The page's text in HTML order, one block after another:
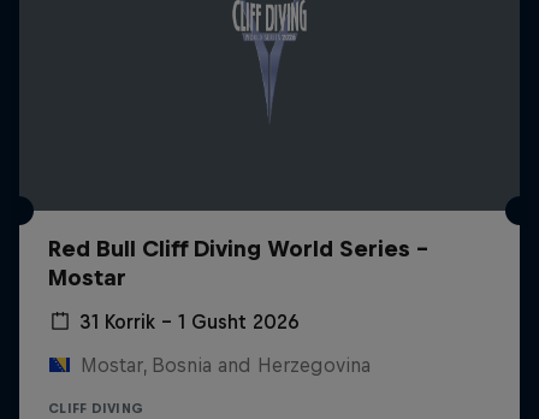
Red Bull Cliff Diving World Series -
Mostar
31 Korrik – 1 Gusht 2026
Mostar, Bosnia and Herzegovina
CLIFF DIVING